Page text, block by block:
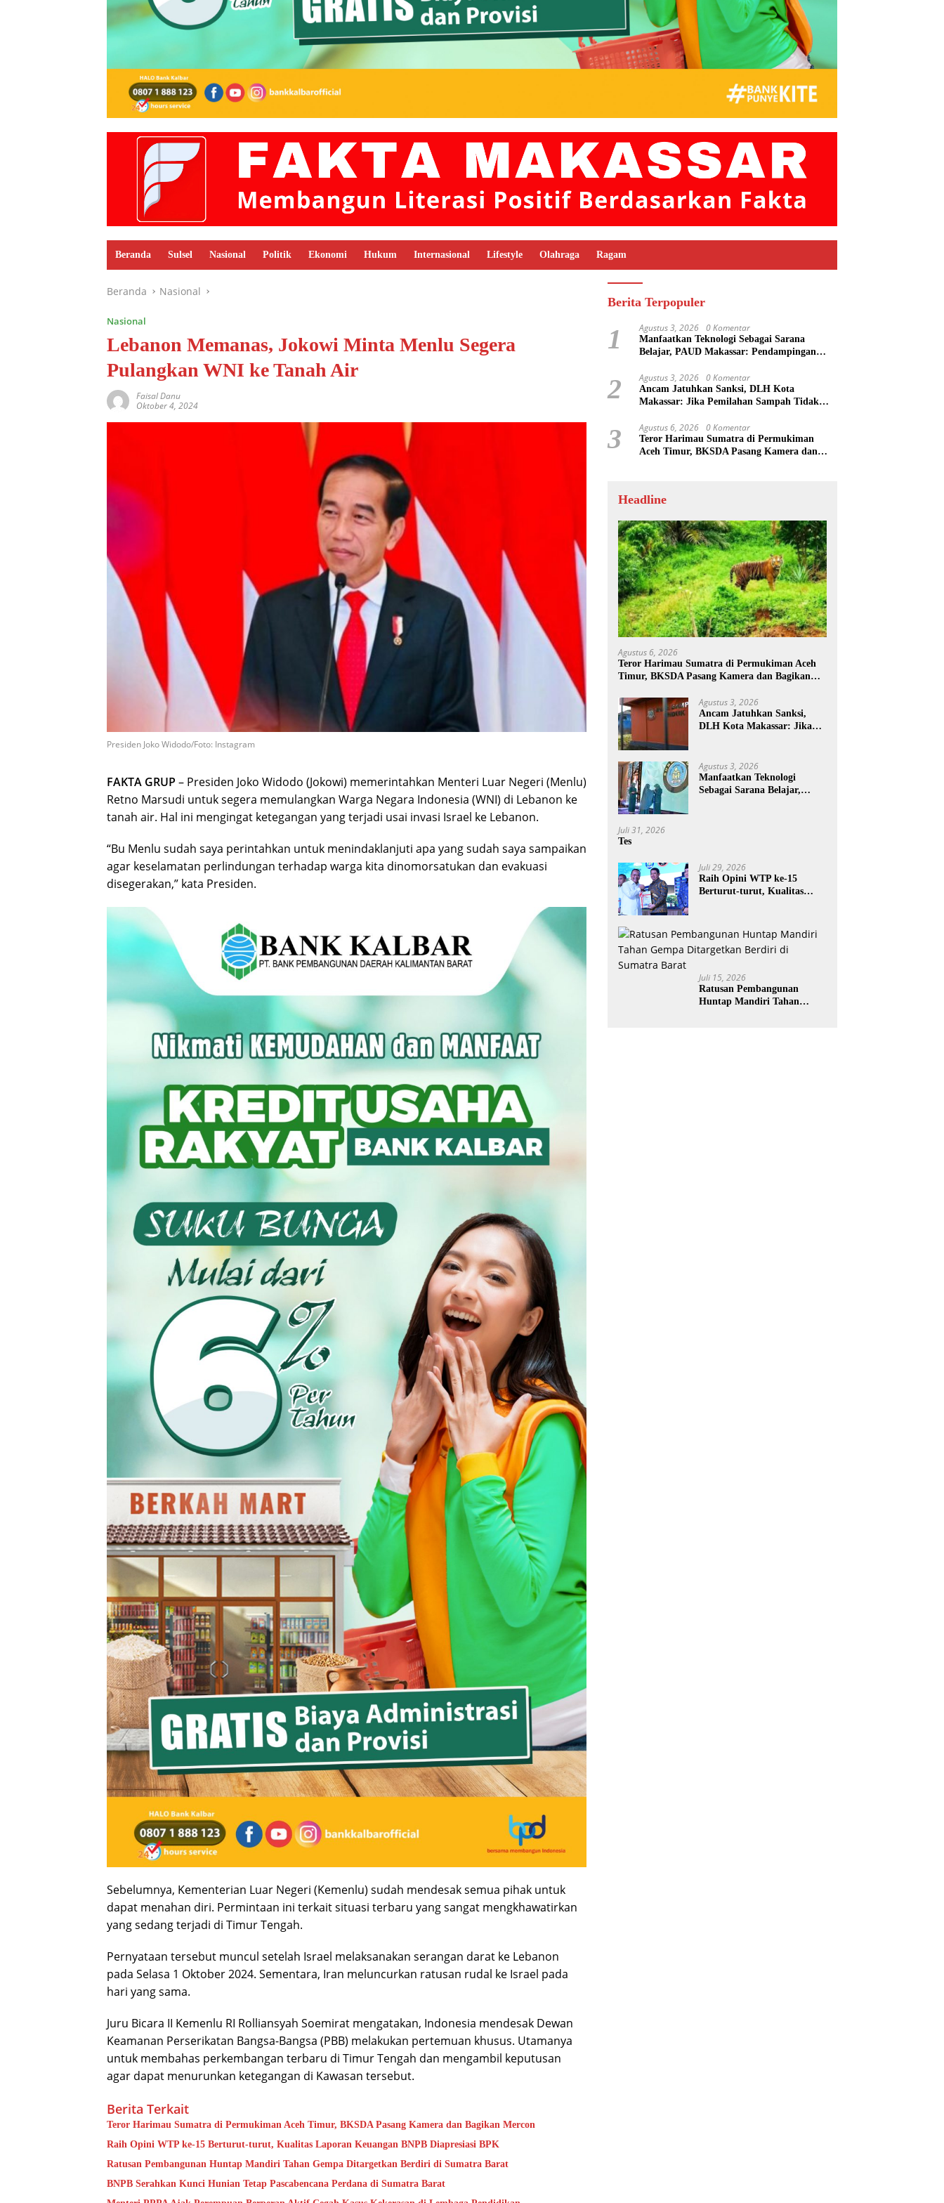
Beranda Sulsel Nasional Politik Ekonomi Hukum Internasional Lifestyle Olahraga Ragam
Beranda Nasional
Nasional
Lebanon Memanas, Jokowi Minta Menlu Segera
Pulangkan WNI ke Tanah Air
Faisal Danu
Oktober 4, 2024
Presiden Joko Widodo/Foto: Instagram
FAKTA GRUP – Presiden Joko Widodo (Jokowi) memerintahkan Menteri Luar Negeri (Menlu)
Retno Marsudi untuk segera memulangkan Warga Negara Indonesia (WNI) di Lebanon ke
tanah air. Hal ini mengingat ketegangan yang terjadi usai invasi Israel ke Lebanon.
“Bu Menlu sudah saya perintahkan untuk menindaklanjuti apa yang sudah saya sampaikan
agar keselamatan perlindungan terhadap warga kita dinomorsatukan dan evakuasi
disegerakan,” kata Presiden.
Sebelumnya, Kementerian Luar Negeri (Kemenlu) sudah mendesak semua pihak untuk
dapat menahan diri. Permintaan ini terkait situasi terbaru yang sangat mengkhawatirkan
yang sedang terjadi di Timur Tengah.
Pernyataan tersebut muncul setelah Israel melaksanakan serangan darat ke Lebanon
pada Selasa 1 Oktober 2024. Sementara, Iran meluncurkan ratusan rudal ke Israel pada
hari yang sama.
Juru Bicara II Kemenlu RI Rolliansyah Soemirat mengatakan, Indonesia mendesak Dewan
Keamanan Perserikatan Bangsa-Bangsa (PBB) melakukan pertemuan khusus. Utamanya
untuk membahas perkembangan terbaru di Timur Tengah dan mengambil keputusan
agar dapat menurunkan ketegangan di Kawasan tersebut.
Berita Terkait
Teror Harimau Sumatra di Permukiman Aceh Timur, BKSDA Pasang Kamera dan Bagikan Mercon
Raih Opini WTP ke-15 Berturut-turut, Kualitas Laporan Keuangan BNPB Diapresiasi BPK
Ratusan Pembangunan Huntap Mandiri Tahan Gempa Ditargetkan Berdiri di Sumatra Barat
BNPB Serahkan Kunci Hunian Tetap Pascabencana Perdana di Sumatra Barat
Berita Terpopuler
1 Agustus 3, 2026 0 Komentar
Manfaatkan Teknologi Sebagai Sarana
Belajar, PAUD Makassar: Pendampingan
2 Agustus 3, 2026 0 Komentar
Ancam Jatuhkan Sanksi, DLH Kota
Makassar: Jika Pemilahan Sampah Tidak
3 Agustus 6, 2026 0 Komentar
Teror Harimau Sumatra di Permukiman
Aceh Timur, BKSDA Pasang Kamera dan
Headline
Agustus 6, 2026
Teror Harimau Sumatra di Permukiman Aceh
Timur, BKSDA Pasang Kamera dan Bagikan
Agustus 3, 2026
Ancam Jatuhkan Sanksi,
DLH Kota Makassar: Jika
Agustus 3, 2026
Manfaatkan Teknologi
Sebagai Sarana Belajar,
Juli 31, 2026
Tes
Juli 29, 2026
Raih Opini WTP ke-15
Berturut-turut, Kualitas
Juli 15, 2026
Ratusan Pembangunan
Huntap Mandiri Tahan